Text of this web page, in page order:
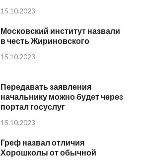
15.10.2023
Московский институт назвали
в честь Жириновского
15.10.2023
Передавать заявления
начальнику можно будет через
портал госуслуг
15.10.2023
Греф назвал отличия
Хорошколы от обычной